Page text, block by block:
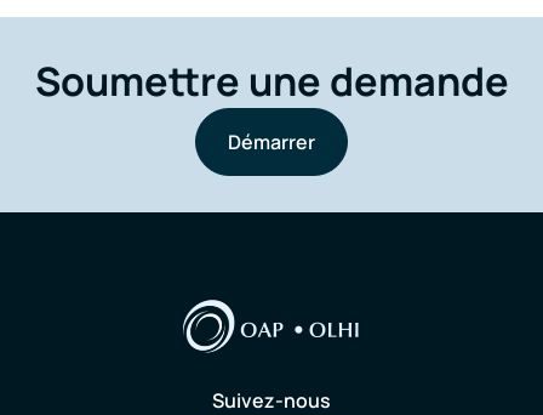
Soumettre une demande
Démarrer
Suivez-nous